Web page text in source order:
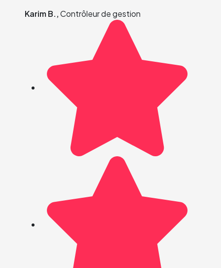
Karim B.,Contrôleur de gestion